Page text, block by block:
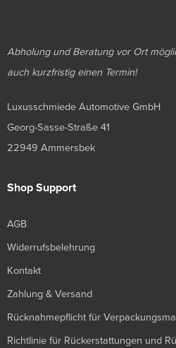
Abholung und Beratung vor Ort
auch kurzfristig einen Termin!
Luxusschmiede Automotive GmbH
Georg-Sasse-Straße 41
22949 Ammersbek
Shop Support
AGB
Widerrufsbelehrung
Kontakt
Zahlung & Versand
Rücknahmepflicht für
Richtlinie für Rückerstattungen und